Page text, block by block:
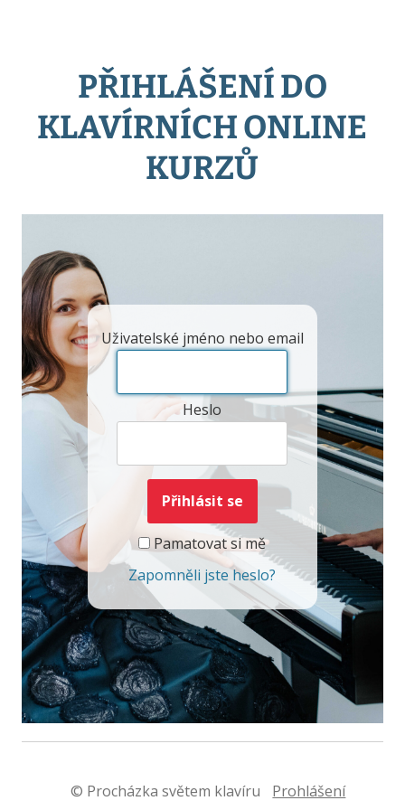
PŘIHLÁŠENÍ DO
KLAVÍRNÍCH ONLINE
KURZŮ
Uživatelské jméno nebo email
Heslo
Pamatovat si mě
Zapomněli jste heslo?
© Procházka světem klavíru Prohlášení